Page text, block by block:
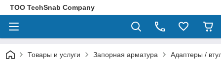
ТОО TechSnab Company
Товары и услуги Запорная арматура Адаптеры /